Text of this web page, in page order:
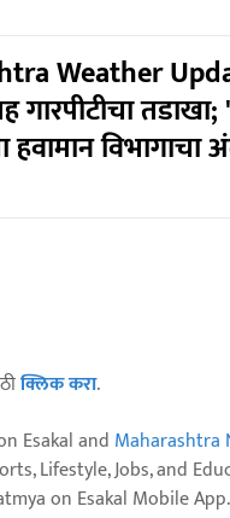
Weather
तडाखा;
हवामान विभागाचा
क्लिक करा.
Esakal and Maharashtra
Lifestyle, Jobs, and
batmya on Esakal Mobile